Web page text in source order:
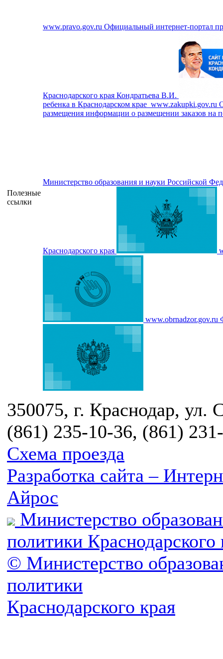
Полезные
ссылки
www.pravo.gov.ru Официальный интернет-портал
Краснодарского края Кондратьева В.И.
ребенка в Краснодарском крае www.zakupki.gov.ru
размещения информации о размещении заказов на
Министерство образования и науки Российской
Краснодарского края
www.obrnadzor.gov.ru
350075, г. Краснодар, ул.
(861) 235-10-36, (861)
Схема проезда
Разработка сайта –
Айрос
Министерство
политики Краснодарского
© Министерство
политики
Краснодарского края